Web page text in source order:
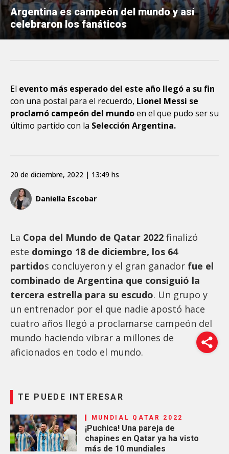
Argentina es campeón del mundo y así
celebraron los fanáticos
El evento más esperado del este año llegó a su fin
con una postal para el recuerdo, Lionel Messi se
proclamó campeón del mundoen el que pudo ser su
último partido con la Selección Argentina.
Daniella Escobar
20 de diciembre, 2022 | 13:49 hs
La Copa del Mundo de Qatar 2022 finalizó
este domingo 18 de diciembre, los 64
partidos concluyeron y el gran ganador fue el
combinado de Argentina que consiguió la
tercera estrella para su escudo. Un grupo y
un entrenador por el que nadie apostó hace
cuatro años llegó a proclamarse campeón del
mundo haciendo vibrar a millones de
aficionados en todo el mundo.
TE PUEDE INTERESAR
MUNDIAL QATAR 2022
¡Puchica! Una pareja de
chapines en Qatar ya ha visto
más de 10 mundiales